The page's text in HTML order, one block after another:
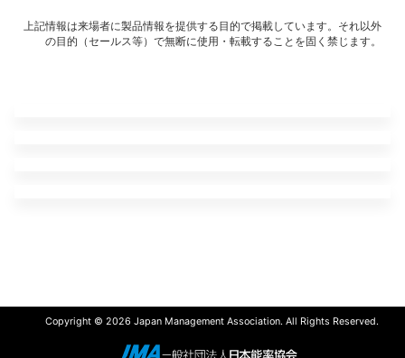
上記情報は来場者に製品情報を提供する目的で掲載しています。それ以外
の目的（セールス等）で無断に使用・転載することを固く禁じます。
Copyright © 2026 Japan Management Association. All Rights Reserved.